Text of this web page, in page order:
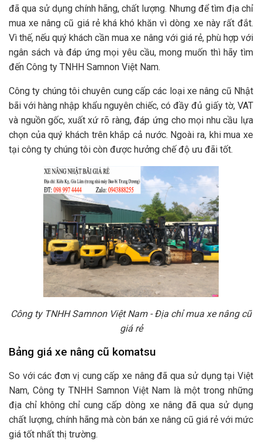
đã qua sử dụng chính hãng, chất lượng. Nhưng để tìm địa chỉ
mua xe nâng cũ giá rẻ khá khó khăn vì dòng xe này rất đắt.
Vì thế, nếu quý khách cần mua xe nâng với giá rẻ, phù hợp với
ngân sách và đáp ứng mọi yêu cầu, mong muốn thì hãy tìm
đến Công ty TNHH Samnon Việt Nam.
Công ty chúng tôi chuyên cung cấp các loại xe nâng cũ Nhật
bãi với hàng nhập khẩu nguyên chiếc, có đầy đủ giấy tờ, VAT
và nguồn gốc, xuất xứ rõ ràng, đáp ứng cho mọi nhu cầu lựa
chọn của quý khách trên khắp cả nước. Ngoài ra, khi mua xe
tại công ty chúng tôi còn được hưởng chế độ ưu đãi tốt.
Công ty TNHH Samnon Việt Nam - Địa chỉ mua xe nâng cũ
giá rẻ
Bảng giá xe nâng cũ komatsu
So với các đơn vị cung cấp xe nâng đã qua sử dụng tại Việt
Nam, Công ty TNHH Samnon Việt Nam là một trong những
địa chỉ không chỉ cung cấp dòng xe nâng đã qua sử dụng
chất lượng, chính hãng mà còn bán xe nâng cũ giá rẻ với mức
giá tốt nhất thị trường.